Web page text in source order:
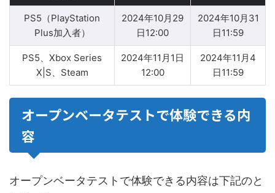
PS5（PlayStation
Plus加入者）
2024年10月29
日12:00
2024年10月31
日11:59
PS5、Xbox Series
X|S、Steam
2024年11月1日
12:00
2024年11月4
日11:59
オープンベータテストで体験できる内
容
オープンベータテストで体験できる内容は下記のと